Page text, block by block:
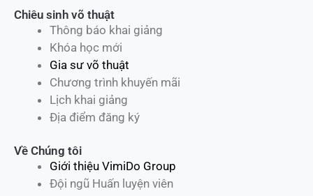
Chiêu sinh võ thuật
Thông báo khai giảng
Khóa học mới
Gia sư võ thuật
Chương trình khuyến mãi
Lịch khai giảng
Địa điểm đăng ký
Về Chúng tôi
Giới thiệu VimiDo Group
Đội ngũ Huấn luyện viên